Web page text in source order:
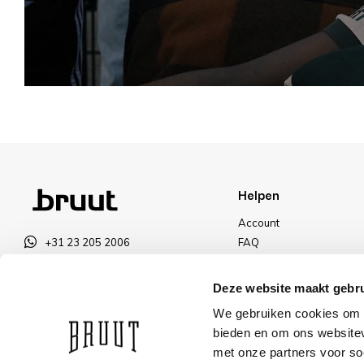
Deze website maakt
We gebruiken cookies
bieden en om ons
met onze partners voor
+31 23 205 2006
OPENINGSTIJDEN
Helpen
Account
FAQ
Betalen
Kortingen